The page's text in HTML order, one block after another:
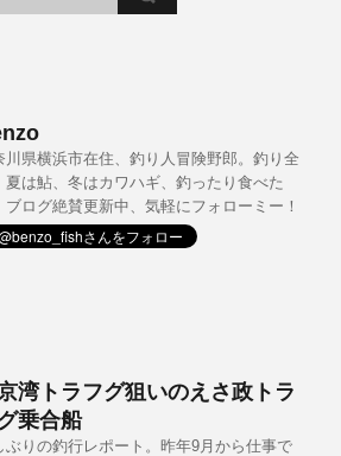
川県横浜市在住、釣り人冒険野郎。釣り全
夏は鮎、冬はカワハギ、釣ったり食べた
ブログ絶賛更新中、気軽にフォローミー！
湾トラフグ狙いのえさ政トラ
乗合船
ぶりの釣行レポート。昨年9月から仕事で